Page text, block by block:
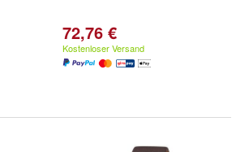
72,76 €
Kostenloser Versand